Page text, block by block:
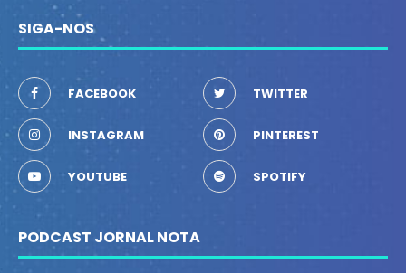
SIGA-NOS
FACEBOOK TWITTER
INSTAGRAM PINTEREST
YOUTUBE SPOTIFY
PODCAST JORNAL NOTA